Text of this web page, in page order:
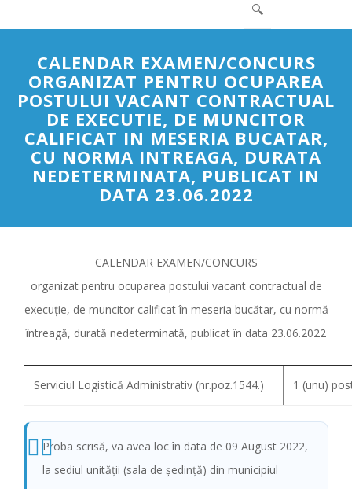
🔍
CALENDAR EXAMEN/CONCURS
ORGANIZAT PENTRU OCUPAREA
POSTULUI VACANT CONTRACTUAL
DE EXECUTIE, DE MUNCITOR
CALIFICAT IN MESERIA BUCATAR,
CU NORMA INTREAGA, DURATA
NEDETERMINATA, PUBLICAT IN
DATA 23.06.2022
CALENDAR EXAMEN/CONCURS
organizat pentru ocuparea postului vacant contractual de
execuție, de muncitor calificat în meseria bucătar, cu normă
întreagă, durată nedeterminată, publicat în data 23.06.2022
Serviciul Logistică Administrativ (nr.poz.1544.) 1 (unu)
Proba scrisă, va avea loc în data de 09 August 2022,
la sediul unităţii (sala de şedinţă) din municipiul